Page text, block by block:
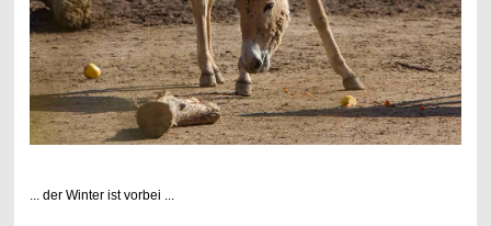
... der Winter ist vorbei ...